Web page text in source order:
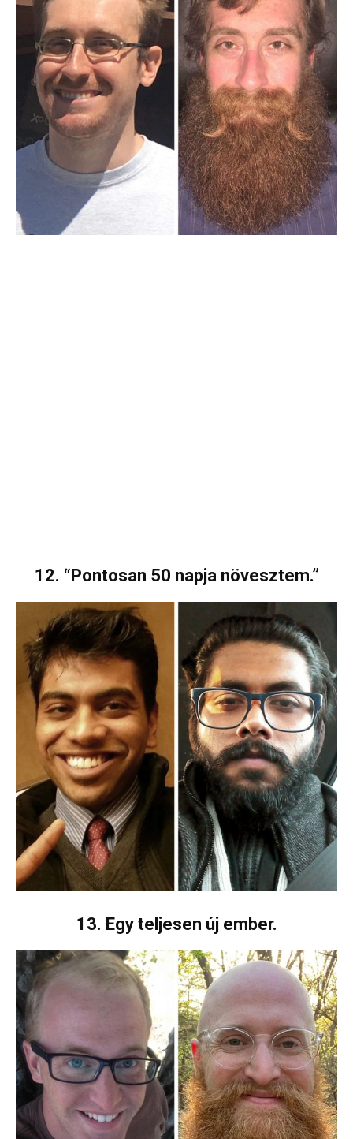
12. “Pontosan 50 napja növesztem.”
13. Egy teljesen új ember.